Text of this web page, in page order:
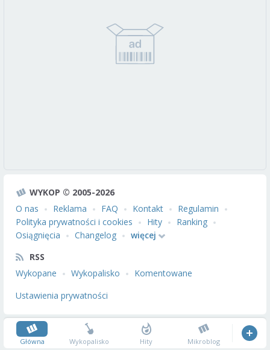
WYKOP © 2005-2026
O nas
Reklama FAQ Kontakt
Regulamin
Polityka prywatności i cookies
Hity
Ranking
Osiągnięcia
Changelog
więcej
RSS
Wykopane
Wykopalisko
Komentowane
Ustawienia prywatności
Główna Wykopalisko Hity Mikroblog